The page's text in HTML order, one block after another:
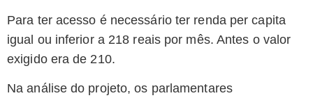
Para ter acesso é necessário ter renda per capita
igual ou inferior a 218 reais por mês. Antes o valor
exigido era de 210.
Na análise do projeto, os parlamentares